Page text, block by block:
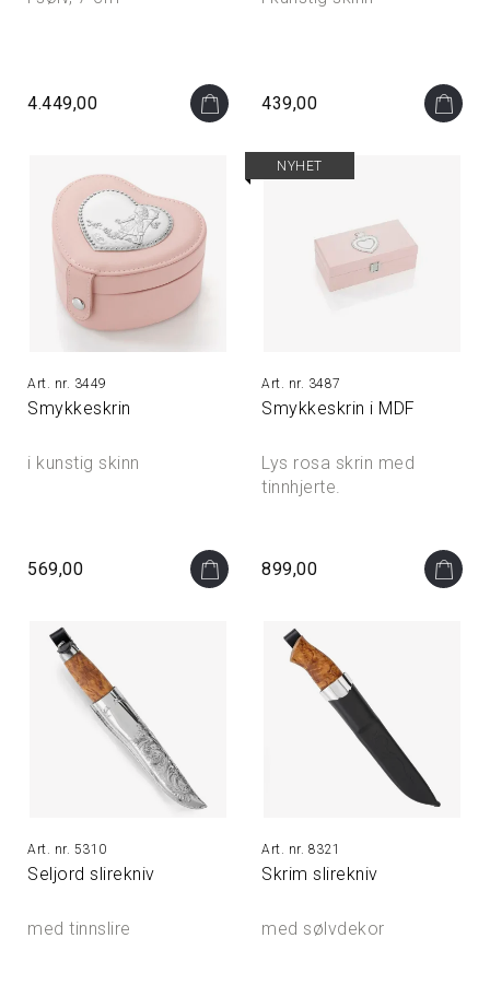
4.449,00 439,00
3449
Smykkeskrin
i kunstig skinn
569,00
NYHET
3487
Smykkeskrin i MDF
Lys rosa skrin med
tinnhjerte.
899,00
5310
Seljord slirekniv
med tinnslire
8321
Skrim slirekniv
med sølvdekor